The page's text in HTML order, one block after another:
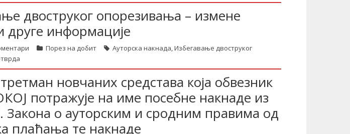
двоструког опорезивања – измене
друге информације
Порез на добит Ауторска накнада,Избегавање двоструког
новчаних средстава која обвезник
потражује на име посебне накнаде из
Закона о ауторским и сродним правима од
плаћања те накнаде